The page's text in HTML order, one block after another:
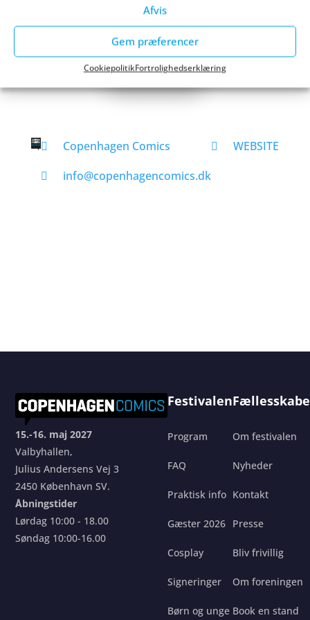
Afvis
Gem præferencer
CookiepolitikFortrolighedserklæring
SE HELE PROGRAMMET HER
KØB BILLET
Copenhagen Comics
info@copenhagencomics.dk
WEBSITE
15.-16. maj 2027
Valbyhallen,
Julius Andersens Vej 3
2450 København SV.
Åbningstider
Lørdag 10:00 - 18.00
Søndag 10:00-16.00
Festivalen
Program
FAQ
Praktisk info
Gæster 2026
Cosplay
Signeringer
Børn og unge
Om festivalen
Nyheder
Kontakt
Presse
Bliv frivillig
Om foreningen
Book en stand